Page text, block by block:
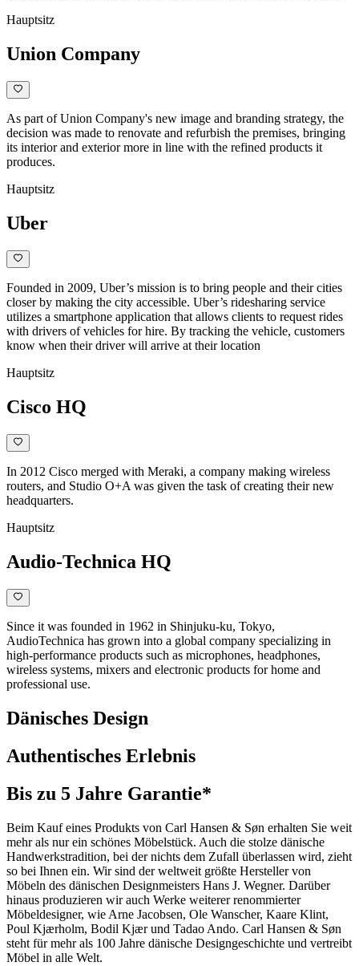
Hauptsitz
Union Company
As part of Union Company's new image and branding strategy, the
decision was made to renovate and refurbish the premises, bringing
its interior and exterior more in line with the refined products it
produces.
Hauptsitz
Uber
Founded in 2009, Uber’s mission is to bring people and their cities
closer by making the city accessible. Uber’s ridesharing service
utilizes a smartphone application that allows clients to request rides
with drivers of vehicles for hire. By tracking the vehicle, customers
know when their driver will arrive at their location
Hauptsitz
Cisco HQ
In 2012 Cisco merged with Meraki, a company making wireless
routers, and Studio O+A was given the task of creating their new
headquarters.
Hauptsitz
Audio-Technica HQ
Since it was founded in 1962 in Shinjuku-ku, Tokyo,
AudioTechnica has grown into a global company specializing in
high-performance products such as microphones, headphones,
wireless systems, mixers and electronic products for home and
professional use.
Dänisches Design
Authentisches Erlebnis
Bis zu 5 Jahre Garantie*
Beim Kauf eines Produkts von Carl Hansen & Søn erhalten Sie weit
mehr als nur ein schönes Möbelstück. Auch die stolze dänische
Handwerkstradition, bei der nichts dem Zufall überlassen wird, zieht
so bei Ihnen ein. Wir sind der weltweit größte Hersteller von
Möbeln des dänischen Designmeisters Hans J. Wegner. Darüber
hinaus produzieren wir auch Werke weiterer renommierter
Möbeldesigner, wie Arne Jacobsen, Ole Wanscher, Kaare Klint,
Poul Kjærholm, Bodil Kjær und Tadao Ando. Carl Hansen & Søn
steht für mehr als 100 Jahre dänische Designgeschichte und vertreibt
Möbel in alle Welt.